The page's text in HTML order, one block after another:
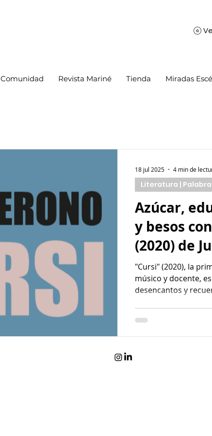
Comunidad Revista Mariné Tienda Miradas
Azúcar,
y besos
(2020) de
"Cursi" (2020), la
músico y docente,
desencantos y
amor. "Cursi" invita
toque pop
Literatura |
18 jul 2025 4 min de